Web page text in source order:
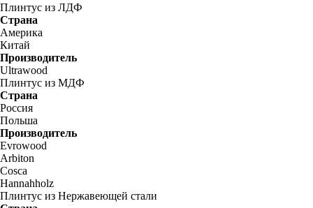
Плинтус из ЛДФ
Страна
Америка
Китай
Производитель
Ultrawood
Плинтус из МДФ
Страна
Россия
Польша
Производитель
Evrowood
Arbiton
Cosca
Hannahholz
Плинтус из Нержавеющей стали